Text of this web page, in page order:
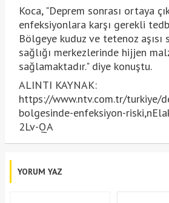
Koca, "Deprem sonrası ortaya
enfeksiyonlara karşı gerekli
Bölgeye kuduz ve tetenoz aşısı
sağlığı merkezlerinde hijjen
sağlamaktadır." diye konuştu.
ALINTI KAYNAK:
https://www.ntv.com.tr/turkiye/
bolgesinde-enfeksiyon-
2Lv-QA
YORUM YAZ